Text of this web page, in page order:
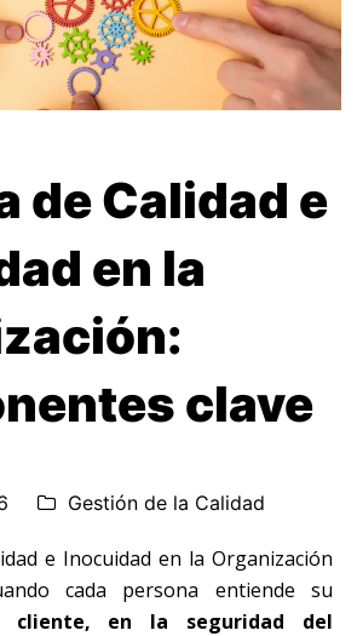
Enviar
de Calidad e
en la
clave
Gestión de la Calidad
e Inocuidad en la Organización
cada persona entiende su
cliente, en la seguridad del